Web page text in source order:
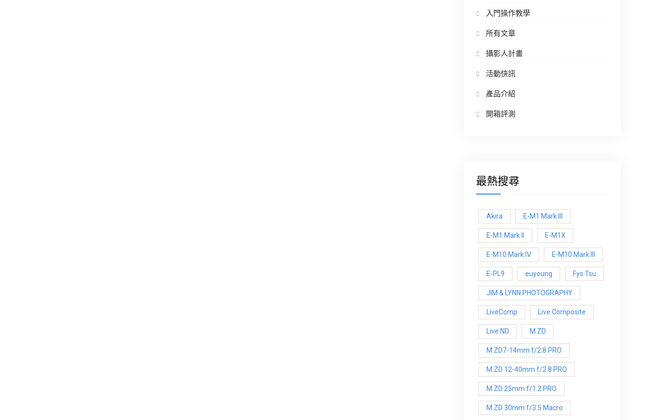
入門操作教學
所有文章
攝影人計畫
活動快訊
產品介紹
開箱評測
最熱搜尋
Akira E-M1 Mark III
E-M1 Mark ll E-M1X
E-M10 Mark IV E-M10 Mark lll
E-PL9 euyoung Fys Tsu
JIM & LYNN PHOTOGRAPHY
LiveComp Live Composite
Live ND M.ZD
M.ZD7-14mm f/2.8 PRO
M.ZD 12-40mm f/2.8 PRO
M.ZD 25mm f/1.2 PRO
M.ZD 30mm f/3.5 Macro